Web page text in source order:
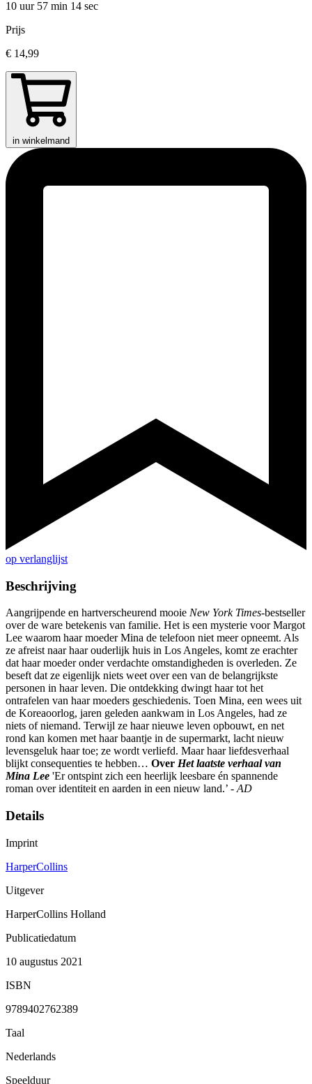
10 uur 57 min 14 sec
Prijs
€ 14,99
in winkelmand
op verlanglijst
Beschrijving
Aangrijpende en hartverscheurend mooie New York Times-bestseller
over de ware betekenis van familie. Het is een mysterie voor Margot
Lee waarom haar moeder Mina de telefoon niet meer opneemt. Als
ze afreist naar haar ouderlijk huis in Los Angeles, komt ze erachter
dat haar moeder onder verdachte omstandigheden is overleden. Ze
beseft dat ze eigenlijk niets weet over een van de belangrijkste
personen in haar leven. Die ontdekking dwingt haar tot het
ontrafelen van haar moeders geschiedenis. Toen Mina, een wees uit
de Koreaoorlog, jaren geleden aankwam in Los Angeles, had ze
niets of niemand. Terwijl ze haar nieuwe leven opbouwt, en net
rond kan komen met haar baantje in de supermarkt, lacht nieuw
levensgeluk haar toe; ze wordt verliefd. Maar haar liefdesverhaal
blijkt consequenties te hebben… Over Het laatste verhaal van
Mina Lee 'Er ontspint zich een heerlijk leesbare én spannende
roman over identiteit en aarden in een nieuw land.’ -AD
Details
Imprint
HarperCollins
Uitgever
HarperCollins Holland
Publicatiedatum
10 augustus 2021
ISBN
9789402762389
Taal
Nederlands
Speelduur